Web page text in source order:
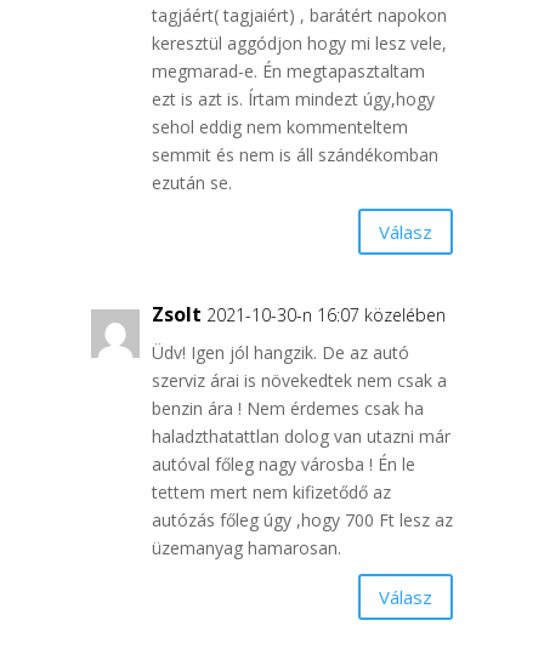
tagjáért( tagjaiért) , barátért napokon
keresztül aggódjon hogy mi lesz vele,
megmarad-e. Én megtapasztaltam
ezt is azt is. Írtam mindezt úgy,hogy
sehol eddig nem kommenteltem
semmit és nem is áll szándékomban
ezután se.
Válasz
Zsolt 2021-10-30-n 16:07 közelében
Üdv! Igen jól hangzik. De az autó
szerviz árai is növekedtek nem csak a
benzin ára ! Nem érdemes csak ha
haladzthatattlan dolog van utazni már
autóval főleg nagy városba ! Én le
tettem mert nem kifizetődő az
autózás főleg úgy ,hogy 700 Ft lesz az
üzemanyag hamarosan.
Válasz